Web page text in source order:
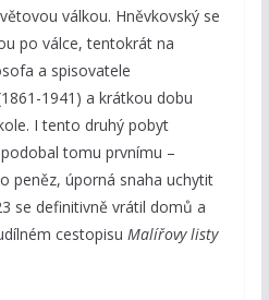
válkou. Hněvkovský se
po válce, tentokrát na
a spisovatele
1941) a krátkou dobu
I tento druhý pobyt
tomu prvnímu –
peněz, úporná snaha uchytit
se definitivně vrátil domů a
cestopisu Malířovy listy